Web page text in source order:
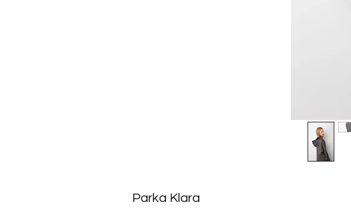
Parka Klara